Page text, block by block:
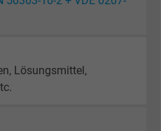
Lösungsmittel,